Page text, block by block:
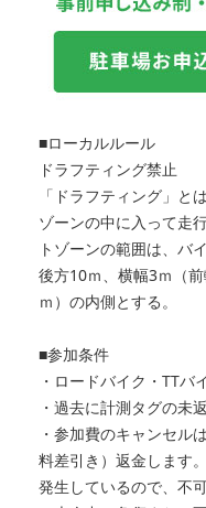
■ローカルルール
ドラフティング禁止
「ドラフティング」と
ゾーンの中に入って走
トゾーンの範囲は、バ
後方10ｍ、横幅3ｍ（
ｍ）の内側とする。
■参加条件
・ロードバイク・TTバ
・過去に計測タグの未
・参加費のキャンセル
料差引き）返金します
発生しているので、不